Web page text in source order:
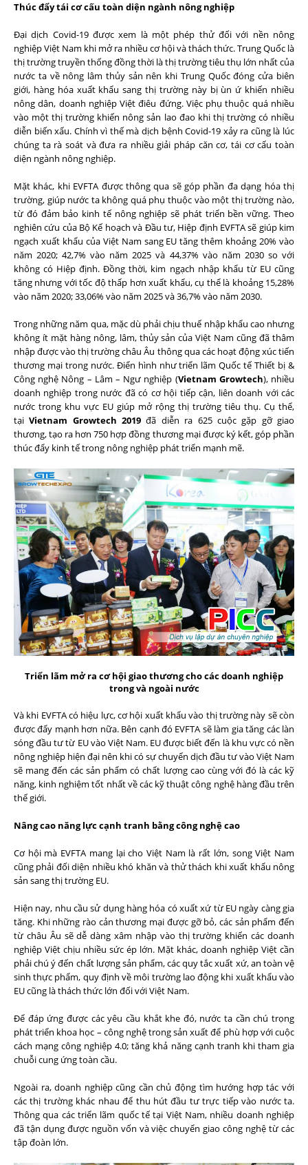
Thúc đẩy tái cơ cấu toàn diện ngành nông nghiệp
Đại dịch Covid-19 được xem là một phép thử đối với nền nông
nghiệp Việt Nam khi mở ra nhiều cơ hội và thách thức. Trung Quốc là
thị trường truyền thống đồng thời là thị trường tiêu thụ lớn nhất của
nước ta về nông lâm thủy sản nên khi Trung Quốc đóng cửa biên
giới, hàng hóa xuất khẩu sang thị trường này bị ùn ứ khiến nhiều
nông dân, doanh nghiệp Việt điêu đứng. Việc phụ thuộc quá nhiều
vào một thị trường khiến nông sản lao đao khi thị trường có nhiều
diễn biến xấu. Chính vì thế mà dịch bệnh Covid-19 xảy ra cũng là lúc
chúng ta rà soát và đưa ra nhiều giải pháp căn cơ, tái cơ cấu toàn
diện ngành nông nghiệp.
Mặt khác, khi EVFTA được thông qua sẽ góp phần đa dạng hóa thị
trường, giúp nước ta không quá phụ thuộc vào một thị trường nào,
từ đó đảm bảo kinh tế nông nghiệp sẽ phát triển bền vững. Theo
nghiên cứu của Bộ Kế hoạch và Đầu tư, Hiệp định EVFTA sẽ giúp kim
ngạch xuất khẩu của Việt Nam sang EU tăng thêm khoảng 20% vào
năm 2020; 42,7% vào năm 2025 và 44,37% vào năm 2030 so với
không có Hiệp định. Đồng thời, kim ngạch nhập khẩu từ EU cũng
tăng nhưng với tốc độ thấp hơn xuất khẩu, cụ thể là khoảng 15,28%
vào năm 2020; 33,06% vào năm 2025 và 36,7% vào năm 2030.
Trong những năm qua, mặc dù phải chịu thuế nhập khẩu cao nhưng
không ít mặt hàng nông, lâm, thủy sản của Việt Nam cũng đã thâm
nhập được vào thị trường châu Âu thông qua các hoạt động xúc tiến
thương mại trong nước. Điển hình như triển lãm Quốc tế Thiết bị &
Công nghệ Nông – Lâm – Ngư nghiệp (Vietnam Growtech), nhiều
doanh nghiệp trong nước đã có cơ hội tiếp cận, liên doanh với các
nước trong khu vực EU giúp mở rộng thị trường tiêu thụ. Cụ thể,
tạiVietnam Growtech 2019 đã diễn ra 625 cuộc gặp gỡ giao
thương, tạo ra hơn 750 hợp đồng thương mại được ký kết, góp phần
thúc đẩy kinh tế trong nông nghiệp phát triển mạnh mẽ.
Triển lãm mở ra cơ hội giao thương cho các doanh nghiệp
trong và ngoài nước
Và khi EVFTA có hiệu lực, cơ hội xuất khẩu vào thị trường này sẽ còn
được đẩy mạnh hơn nữa. Bên cạnh đó EVFTA sẽ làm gia tăng các làn
sóng đầu tư từ EU vào Việt Nam. EU được biết đến là khu vực có nền
nông nghiệp hiện đại nên khi có sự chuyển dịch đầu tư vào Việt Nam
sẽ mang đến các sản phẩm có chất lượng cao cùng với đó là các kỹ
năng, kinh nghiệm tốt nhất về các kỹ thuật công nghệ hàng đầu trên
thế giới.
Nâng cao năng lực cạnh tranh bằng công nghệ cao
Cơ hội mà EVFTA mang lại cho Việt Nam là rất lớn, song Việt Nam
cũng phải đối diện nhiều khó khăn và thử thách khi xuất khẩu nông
sản sang thị trường EU.
Hiện nay, nhu cầu sử dụng hàng hóa có xuất xứ từ EU ngày càng gia
tăng. Khi những rào cản thương mại được gỡ bỏ, các sản phẩm đến
từ châu Âu sẽ dễ dàng xâm nhập vào thị trường khiến các doanh
nghiệp Việt chịu nhiều sức ép lớn. Mặt khác, doanh nghiệp Việt cần
phải chú ý đến chất lượng sản phẩm, các quy tắc xuất xứ, an toàn vệ
sinh thực phẩm, quy định về môi trường lao động khi xuất khẩu vào
EU cũng là thách thức lớn đối với Việt Nam.
Để đáp ứng được các yêu cầu khắt khe đó, nước ta cần chú trọng
phát triển khoa học – công nghệ trong sản xuất để phù hợp với cuộc
cách mạng công nghiệp 4.0; tăng khả năng cạnh tranh khi tham gia
chuỗi cung ứng toàn cầu.
Ngoài ra, doanh nghiệp cũng cần chủ động tìm hướng hợp tác với
các thị trường khác nhau để thu hút đầu tư trực tiếp vào nước ta.
Thông qua các triển lãm quốc tế tại Việt Nam, nhiều doanh nghiệp
đã tận dụng được nguồn vốn và việc chuyển giao công nghệ từ các
tập đoàn lớn.